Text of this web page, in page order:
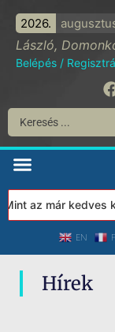
2026.
László,
Belépés /
az már kedves
EN
Hírek